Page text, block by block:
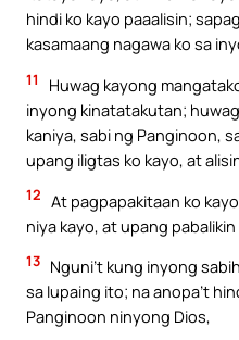
hindi ko kayo paaalisin;
kasamaang nagawa ko sa
11
Huwag kayong
inyong kinatatakutan;
kaniya, sabi ng Panginoon,
upang iligtas ko kayo, at
12 At pagpapakitaan ko
niya kayo, at upang
13 Nguni’t kung inyong
sa lupaing ito; na anopa’t
Panginoon ninyong Dios,